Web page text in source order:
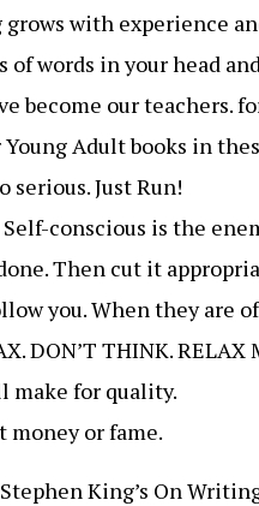
with experience
of words in your head
become our teachers.
Adult books in
serious. Just Run!
conscious is the
Then cut it
you. When they are
DON’T THINK. RELAX
make for quality.
money or fame.
King’s On